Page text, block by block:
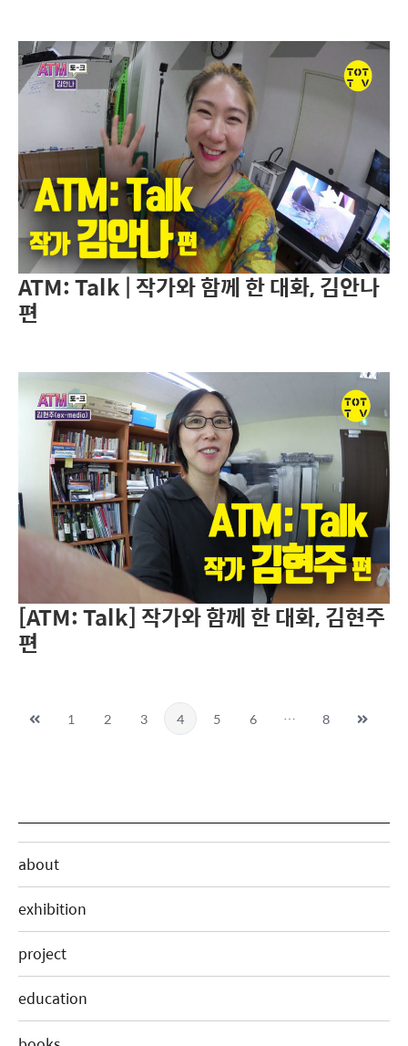
ATM: Talk | 작가와 함께 한 대화, 김안나
편
[ATM: Talk] 작가와 함께 한 대화, 김현주
편
1 2 3 4 5 6 … 8
about
exhibition
project
education